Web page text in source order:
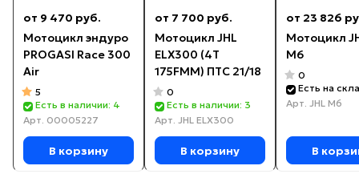
от 9 470 руб.
Мотоцикл эндуро
PROGASI Race 300
Air
5
Есть в наличии: 4
Арт. 00005227
В корзину
от 7 700 руб.
Мотоцикл JHL
ELX300 (4T
175FMM) ПТС 21/18
0
Есть в наличии: 3
Арт. JHL ELX300
В корзину
от 23 826
Мотоцикл
M6
0
Есть на
Арт. JHL M6
В